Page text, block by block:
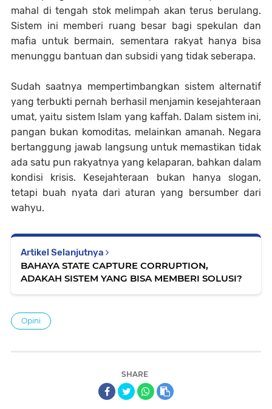
mahal di tengah stok melimpah akan terus berulang.
Sistem ini memberi ruang besar bagi spekulan dan
mafia untuk bermain, sementara rakyat hanya bisa
menunggu bantuan dan subsidi yang tidak seberapa.
Sudah saatnya mempertimbangkan sistem alternatif
yang terbukti pernah berhasil menjamin kesejahteraan
umat, yaitu sistem Islam yang kaffah. Dalam sistem ini,
pangan bukan komoditas, melainkan amanah. Negara
bertanggung jawab langsung untuk memastikan tidak
ada satu pun rakyatnya yang kelaparan, bahkan dalam
kondisi krisis. Kesejahteraan bukan hanya slogan,
tetapi buah nyata dari aturan yang bersumber dari
wahyu.
Artikel Selanjutnya
BAHAYA STATE CAPTURE CORRUPTION,
ADAKAH SISTEM YANG BISA MEMBERI SOLUSI?
Opini
SHARE